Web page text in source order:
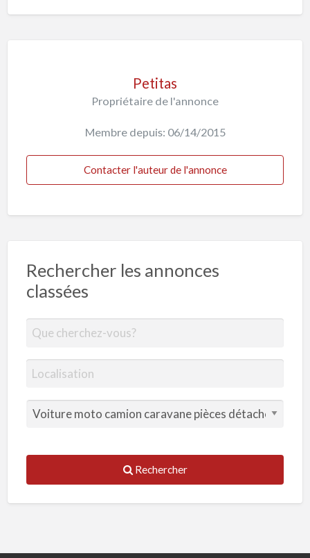
Petitas
Propriétaire de l'annonce
Membre depuis: 06/14/2015
Contacter l'auteur de l'annonce
Rechercher les annonces
classées
Rechercher